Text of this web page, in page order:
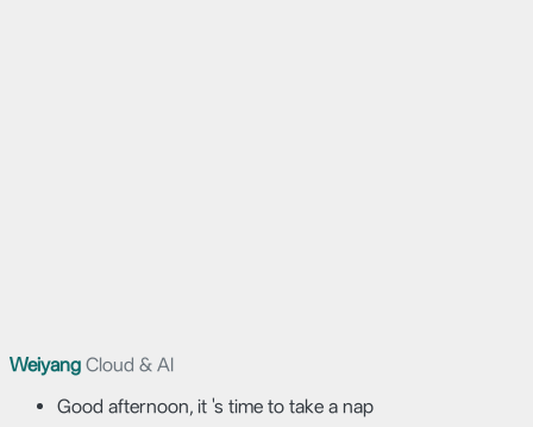
Weiyang Cloud & AI
Good afternoon, it 's time to take a nap